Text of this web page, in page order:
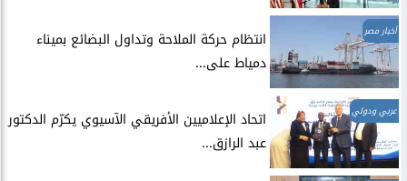
أخبار مصر
انتظام حركة الملاحة وتداول البضائع بميناء
دمياط على...
عربي ودولي
اتحاد الإعلاميين الأفريقي الآسيوي يكرّم الدكتور
عبد الرازق...